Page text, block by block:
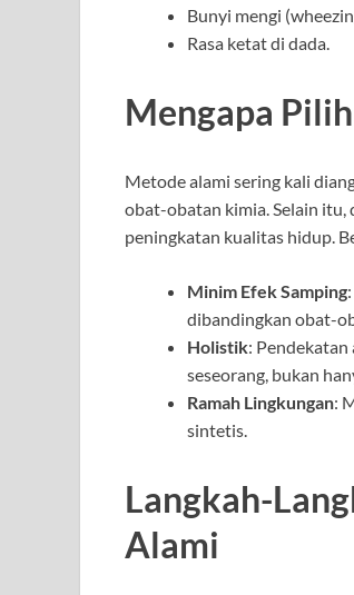
Bunyi mengi
Rasa ketat di dada.
Mengapa
Metode alami sering kali
obat-obatan kimia. Selain itu,
peningkatan kualitas hidup.
Minim Efek Samping
dibandingkan obat-
Holistik:
seseorang, bukan
Ramah Lingkungan:
sintetis.
Langkah-
Alami